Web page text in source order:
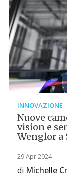
INNOVAZIONE
Nuove
vision e
Wenglor a
29 Apr 2024
di Michelle